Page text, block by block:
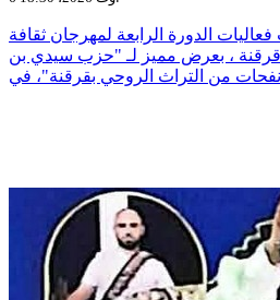
الدورة الرابعة لمهرجان ثقافة
قرقنة ، بعرض مميز لـ "حزب سيدي بن